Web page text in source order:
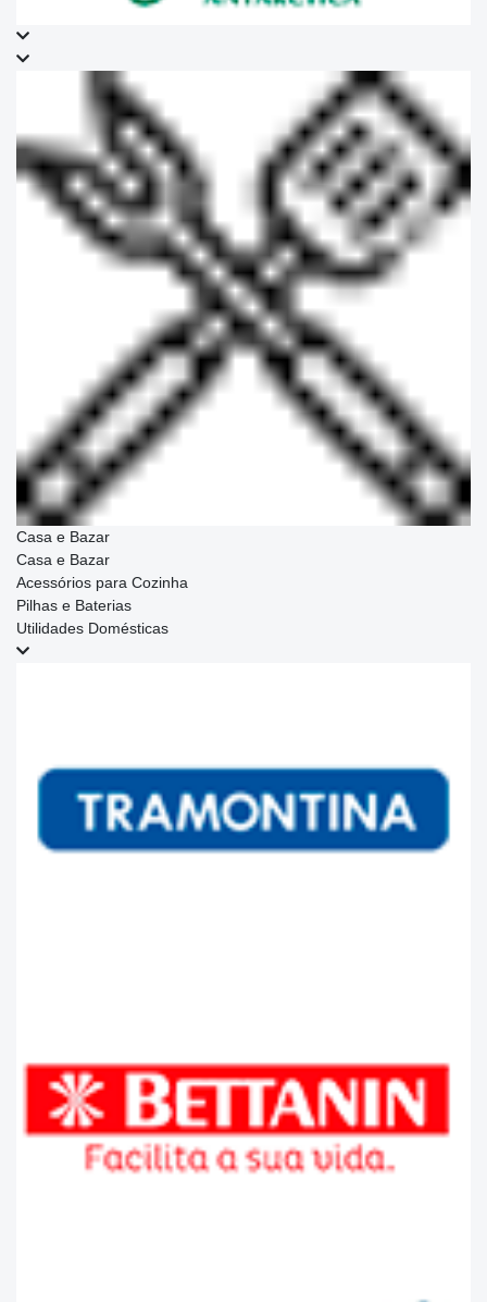
Casa e Bazar
Casa e Bazar
Acessórios para Cozinha
Pilhas e Baterias
Utilidades Domésticas